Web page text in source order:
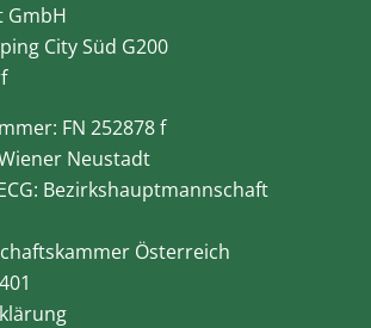
GmbH
City Süd G200
FN 252878 f
Neustadt
Bezirkshauptmannschaft
Österreich